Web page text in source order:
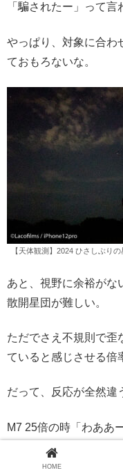
「騙されたー」って言
やっぱり、対象に合わ
ておもろないな。
【天体観測】2024 ひさしぶり
あと、視野に余裕がな
散開星団が難しい。
ただでさえ不規則で歪
ていると感じさせる倍
だって、反応が全然違
M7 25倍の時「わああ
M6 25倍の時「・・・
HOME